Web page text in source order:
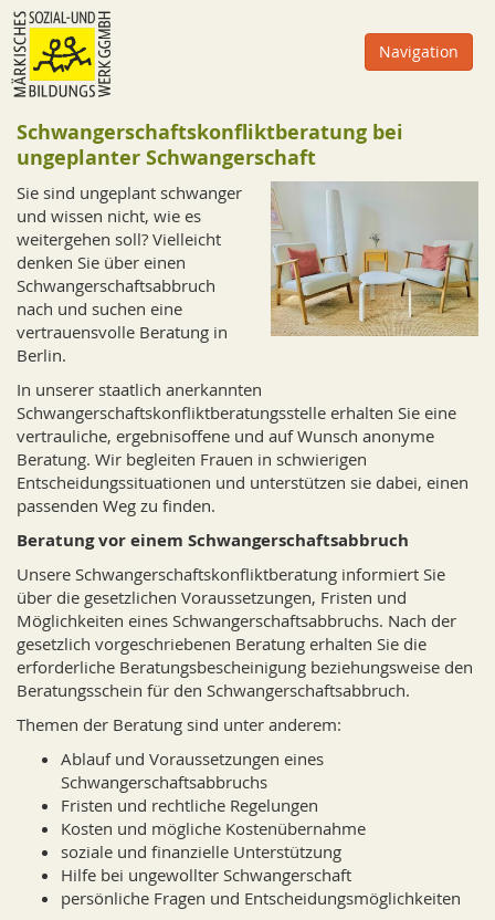
Zum
Inhalt
oder
zur
Navigation
Navigation
Schwangerschaftskonfliktberatung bei
ungeplanter Schwangerschaft
Sie sind ungeplant schwanger
und wissen nicht, wie es
weitergehen soll? Vielleicht
denken Sie über einen
Schwangerschaftsabbruch
nach und suchen eine
vertrauensvolle Beratung in
Berlin.
In unserer staatlich anerkannten
Schwangerschaftskonfliktberatungsstelle erhalten Sie eine
vertrauliche, ergebnisoffene und auf Wunsch anonyme
Beratung. Wir begleiten Frauen in schwierigen
Entscheidungssituationen und unterstützen sie dabei, einen
passenden Weg zu finden.
Beratung vor einem Schwangerschaftsabbruch
Unsere Schwangerschaftskonfliktberatung informiert Sie
über die gesetzlichen Voraussetzungen, Fristen und
Möglichkeiten eines Schwangerschaftsabbruchs. Nach der
gesetzlich vorgeschriebenen Beratung erhalten Sie die
erforderliche Beratungsbescheinigung beziehungsweise den
Beratungsschein für den Schwangerschaftsabbruch.
Themen der Beratung sind unter anderem:
Ablauf und Voraussetzungen eines
Schwangerschaftsabbruchs
Fristen und rechtliche Regelungen
Kosten und mögliche Kostenübernahme
soziale und finanzielle Unterstützung
Hilfe bei ungewollter Schwangerschaft
persönliche Fragen und Entscheidungsmöglichkeiten